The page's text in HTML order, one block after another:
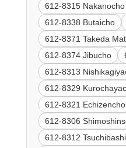
612-8315 Nakanocho
612-8338 Butaicho
612-8371 Takeda
612-8374 Jibucho
612-8313
612-8329
612-8321 Echizencho
612-8306
612-8312